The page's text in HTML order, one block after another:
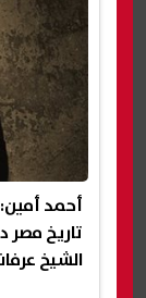
تاريخ مصر
الشيخ